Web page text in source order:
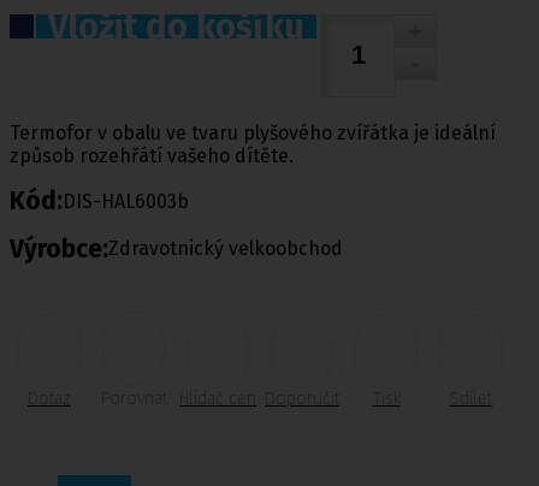
Vložit do košíku
Termofor v obalu ve tvaru plyšového zvířátka je ideální
způsob rozehřátí vašeho dítěte.
Kód:DIS-HAL6003b
Výrobce:Zdravotnický velkoobchod
Dotaz Porovnat Doporučit Tisk Sdílet